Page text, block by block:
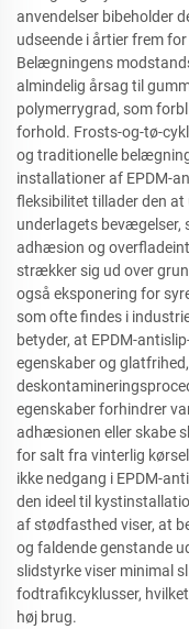
anvendelser bibeholder
udseende i årtier frem
Belægningens
almindelig årsag til
polymerrygrad, som
forhold. Frosts-og-tø-
og traditionelle
installationer af EPDM-
fleksibilitet tillader den
underlagets bevægelser,
adhæsion og
strækker sig ud over
også eksponering for
som ofte findes i
betyder, at EPDM-
egenskaber og
egenskaber forhindrer
adhæsionen eller skabe
for salt fra vinterlig
ikke nedgang i EPDM-
den ideel til
af stødfasthed viser, at
og faldende genstande
slidstyrke viser minimal
fodtrafikcyklusser,
høj brug.